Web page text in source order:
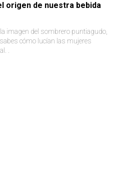
origen de nuestra bebida
imagen del sombrero puntiagudo,
cómo lucían las mujeres
.